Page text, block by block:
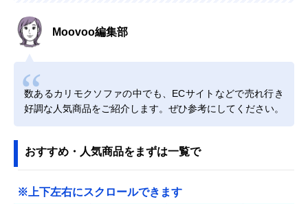
Moovoo編集部
数あるカリモクソファの中でも、ECサイトなどで売れ行き
好調な人気商品をご紹介します。ぜひ参考にしてください。
おすすめ・人気商品をまずは一覧で
※上下左右にスクロールできます